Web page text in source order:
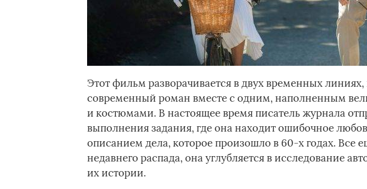
Этот фильм разворачивается в двух временных
современный роман вместе с одним, наполненным
и костюмами. В настоящее время писатель журнала
выполнения задания, где она находит ошибочное
описанием дела, которое произошло в 60-х годах. Все
недавнего распада, она углубляется в исследование
их истории.